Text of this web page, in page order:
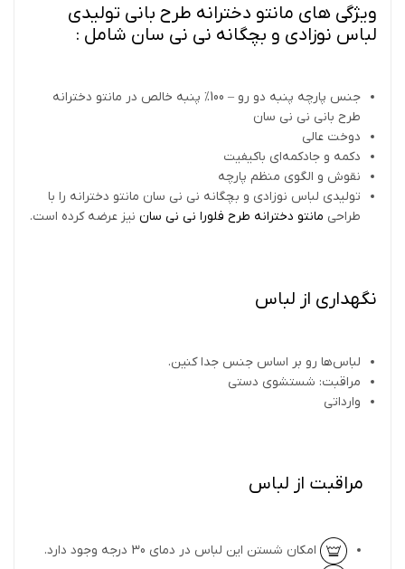
ویژگی های مانتو دخترانه طرح بانی تولیدی
لباس نوزادی و بچگانه نی نی سان شامل :
جنس پارچه پنبه دو رو – 100% پنبه خالص در مانتو دخترانه
طرح بانی نی نی سان
دوخت عالی
دکمه و جادکمه‌ای باکیفیت
نقوش و الگوی منظم پارچه
تولیدی لباس نوزادی و بچگانه نی نی سان مانتو دخترانه را با
طراحی مانتو دخترانه طرح فلورا نی نی سان نیز عرضه کرده است.
نگهداری از لباس
لباس‌ها رو بر اساس جنس جدا کنین.
مراقبت: شستشوی دستی
وارداتی
مراقبت از لباس
امکان شستن این لباس در دمای 30 درجه وجود دارد.